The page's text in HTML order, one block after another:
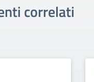
correlati